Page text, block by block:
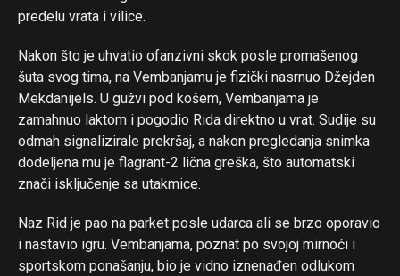
predelu vrata i vilice.
Nakon što je uhvatio ofanzivni skok posle promašenog
šuta svog tima, na Vembanjamu je fizički nasrnuo Džejden
Mekdanijels. U gužvi pod košem, Vembanjama je
zamahnuo laktom i pogodio Rida direktno u vrat. Sudije su
odmah signalizirale prekršaj, a nakon pregledanja snimka
dodeljena mu je flagrant-2 lična greška, što automatski
znači isključenje sa utakmice.
Naz Rid je pao na parket posle udarca ali se brzo oporavio
i nastavio igru. Vembanjama, poznat po svojoj mirnoći i
sportskom ponašanju, bio je vidno iznenađen odlukom